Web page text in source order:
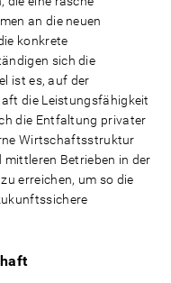
an die neuen
konkrete
sich die
ist es, auf der
die Leistungsfähigkeit
die Entfaltung privater
Wirtschaftsstruktur
Betrieben in der
erreichen, um so die